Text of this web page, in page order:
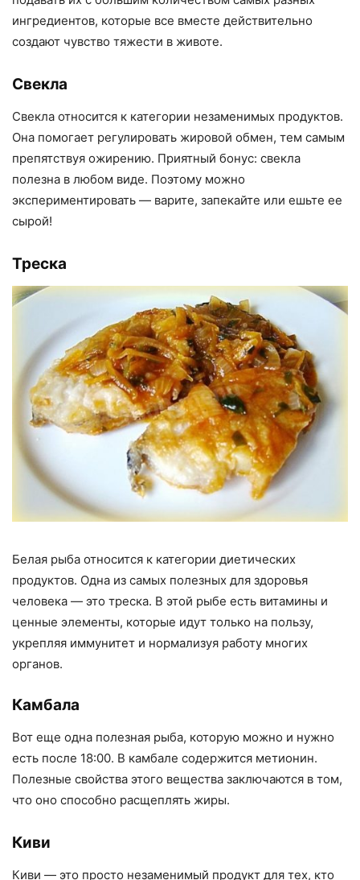
ингредиентов, которые все вместе действительно
создают чувство тяжести в животе.
Свекла
Свекла относится к категории незаменимых продуктов.
Она помогает регулировать жировой обмен, тем самым
препятствуя ожирению. Приятный бонус: свекла
полезна в любом виде. Поэтому можно
экспериментировать — варите, запекайте или ешьте ее
сырой!
Треска
Белая рыба относится к категории диетических
продуктов. Одна из самых полезных для здоровья
человека — это треска. В этой рыбе есть витамины и
ценные элементы, которые идут только на пользу,
укрепляя иммунитет и нормализуя работу многих
органов.
Камбала
Вот еще одна полезная рыба, которую можно и нужно
есть после 18:00. В камбале содержится метионин.
Полезные свойства этого вещества заключаются в том,
что оно способно расщеплять жиры.
Киви
Киви — это просто незаменимый продукт для тех, кто